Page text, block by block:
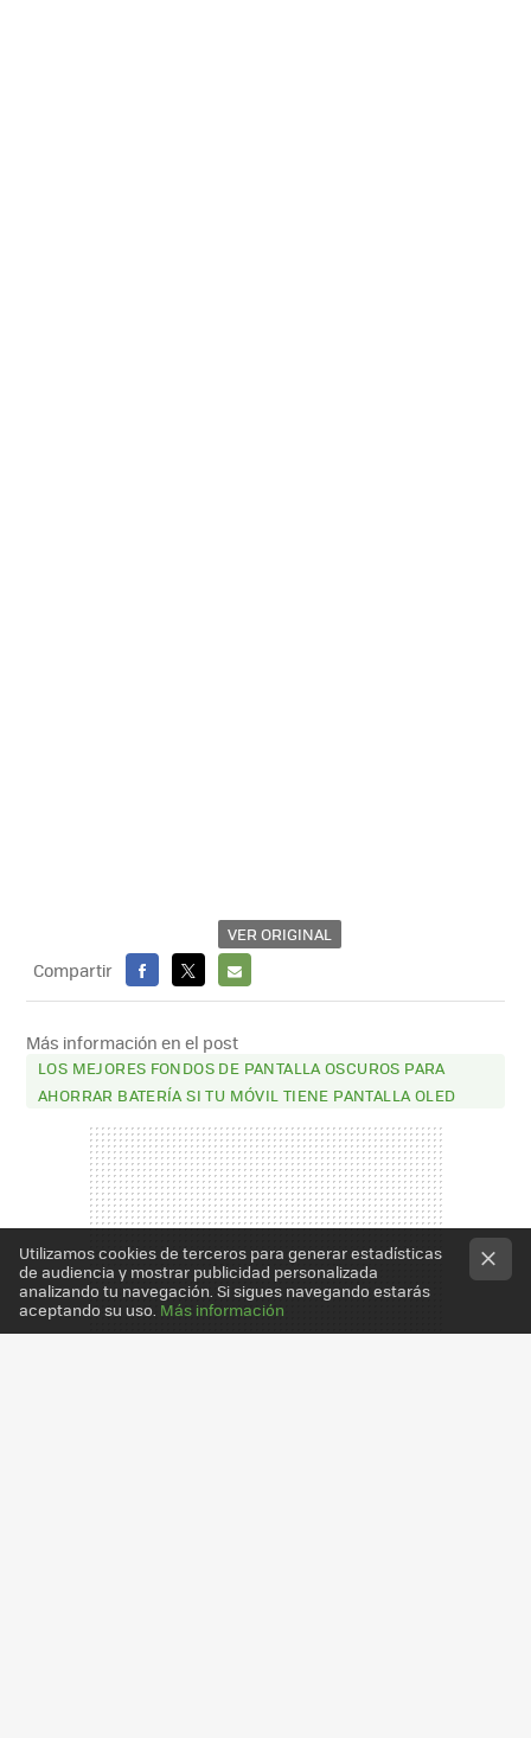
VER ORIGINAL
Compartir
FACEBOOK
X
E-
MAIL
Más información en el post
LOS MEJORES FONDOS DE PANTALLA OSCUROS PARA
AHORRAR BATERÍA SI TU MÓVIL TIENE PANTALLA OLED
Utilizamos cookies de terceros para generar estadísticas
de audiencia y mostrar publicidad personalizada
analizando tu navegación. Si sigues navegando estarás
aceptando su uso. Más información